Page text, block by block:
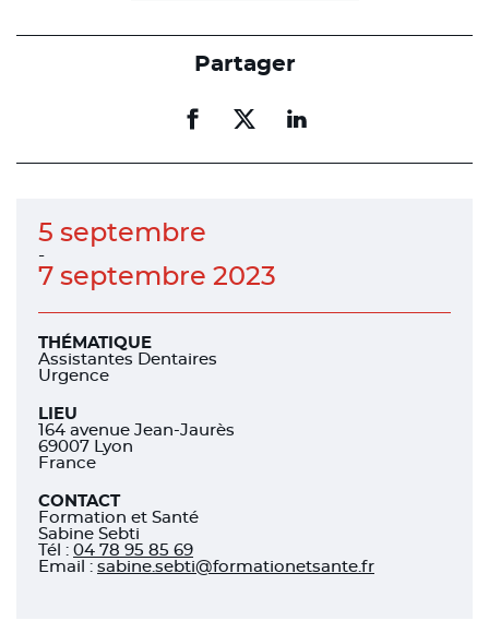
Partager
Partager
facebook
Partager
facebook
Partager
linkedin
5 septembre
-
7 septembre 2023
THÉMATIQUE
Assistantes Dentaires
Urgence
LIEU
164 avenue Jean-Jaurès
69007 Lyon
France
CONTACT
Formation et Santé
Sabine Sebti
Tél : 04 78 95 85 69
Email : sabine.sebti@formationetsante.fr